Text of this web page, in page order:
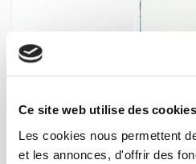
Ce site web utilise des cookies
Les cookies nous permettent
et les annonces, d'offrir des
Etudes en l'honneur de Jean